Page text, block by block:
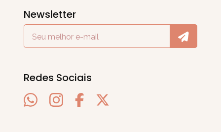
Newsletter
Redes Sociais